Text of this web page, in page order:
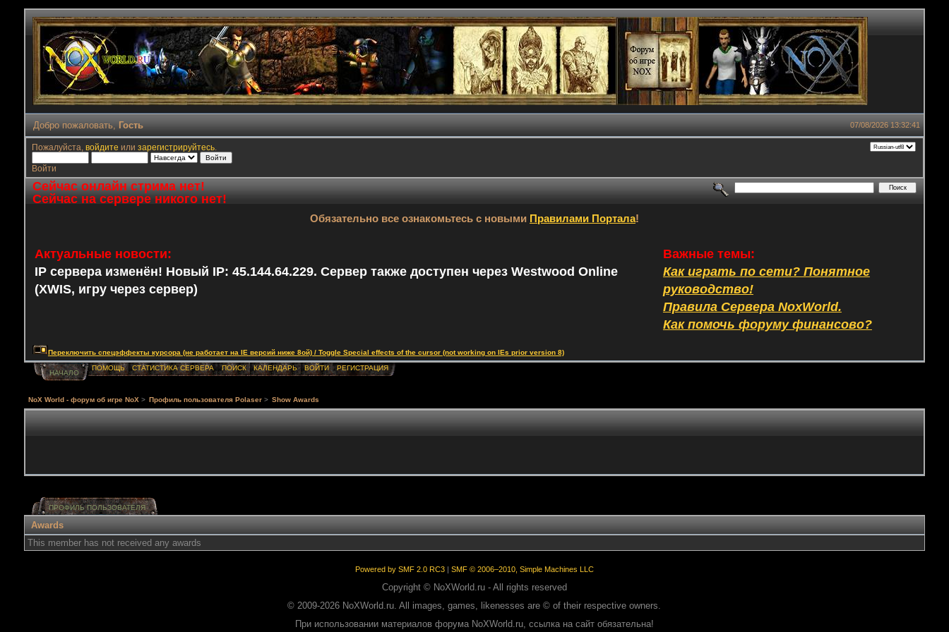
07/08/2026 13:32:41
Добро пожаловать, Гость
Пожалуйста, войдите или зарегистрируйтесь.
Войти
Сейчас онлайн стрима нет!
Сейчас на сервере никого нет!
Обязательно все ознакомьтесь с новыми Правилами Портала!
Актуальные новости:
IP сервера изменён! Новый IP: 45.144.64.229. Сервер также доступен через Westwood Online
(XWIS, игру через сервер)
Важные темы:
Как играть по сети? Понятное
руководство!
Правила Сервера NoxWorld.
Как помочь форуму финансово?
Переключить спецэффекты курсора (не работает на IE версий ниже 8ой) / Toggle Special effects of the cursor (not working on IEs prior version 8)
НАЧАЛО
ПОМОЩЬ СТАТИСТИКА СЕРВЕРА ПОИСК КАЛЕНДАРЬ ВОЙТИ РЕГИСТРАЦИЯ
NoX World - форум об игре NoX > Профиль пользователя Polaser > Show Awards
ПРОФИЛЬ ПОЛЬЗОВАТЕЛЯ
Awards
This member has not received any awards
Powered by SMF 2.0 RC3| SMF © 2006–2010, Simple Machines LLC
Copyright © NoXWorld.ru - All rights reserved
© 2009-2026 NoXWorld.ru. All images, games, likenesses are © of their respective owners.
При использовании материалов форума NoXWorld.ru, ссылка на сайт обязательна!